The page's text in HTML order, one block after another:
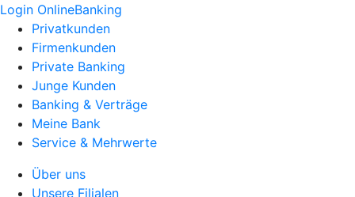
Login OnlineBanking
Privatkunden
Firmenkunden
Private Banking
Junge Kunden
Banking & Verträge
Meine Bank
Service & Mehrwerte
Über uns
Unsere Filialen